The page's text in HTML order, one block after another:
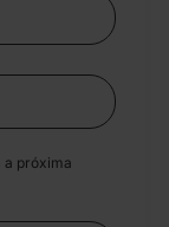
a próxima